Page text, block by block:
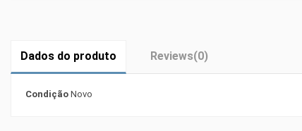
Dados do produto Reviews(0)
Condição Novo